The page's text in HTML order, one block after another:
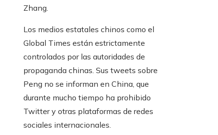
Zhang.
Los medios estatales chinos como el
Global Times están estrictamente
controlados por las autoridades de
propaganda chinas. Sus tweets sobre
Peng no se informan en China, que
durante mucho tiempo ha prohibido
Twitter y otras plataformas de redes
sociales internacionales.